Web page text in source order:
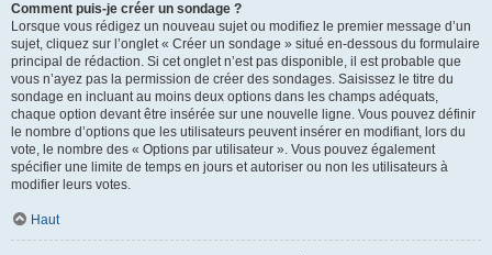
Comment puis-je créer un sondage ?
Lorsque vous rédigez un nouveau sujet ou modifiez le premier message d’un
sujet, cliquez sur l’onglet « Créer un sondage » situé en-dessous du formulaire
principal de rédaction. Si cet onglet n’est pas disponible, il est probable que
vous n’ayez pas la permission de créer des sondages. Saisissez le titre du
sondage en incluant au moins deux options dans les champs adéquats,
chaque option devant être insérée sur une nouvelle ligne. Vous pouvez définir
le nombre d’options que les utilisateurs peuvent insérer en modifiant, lors du
vote, le nombre des « Options par utilisateur ». Vous pouvez également
spécifier une limite de temps en jours et autoriser ou non les utilisateurs à
modifier leurs votes.
Haut